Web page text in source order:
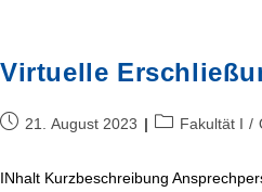
Virtuelle
Beitrag21. August 2023
Beitrags-
Fakultät I /
INhalt Kurzbeschreibung